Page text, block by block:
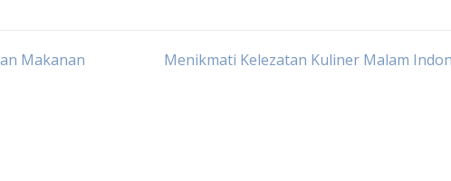
Makanan
Menikmati Kelezatan Kuliner Malam